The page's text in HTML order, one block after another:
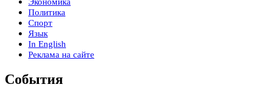
Политика
Спорт
Язык
In English
Реклама на сайте
События